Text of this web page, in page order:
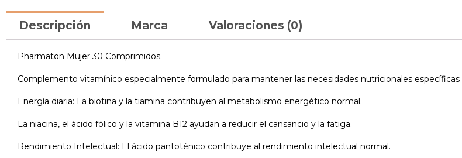
Descripción Marca Valoraciones (0)
Pharmaton Mujer 30 Comprimidos.
Complemento vitamínico especialmente formulado para mantener las necesidades nutricionales específicas
Energía diaria: La biotina y la tiamina contribuyen al metabolismo energético normal.
La niacina, el ácido fólico y la vitamina B12 ayudan a reducir el cansancio y la fatiga.
Rendimiento Intelectual: El ácido pantoténico contribuye al rendimiento intelectual normal.